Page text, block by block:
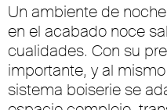
Un ambiente de
en el acabado noce
cualidades. Con su
importante, y al
sistema boiserie se